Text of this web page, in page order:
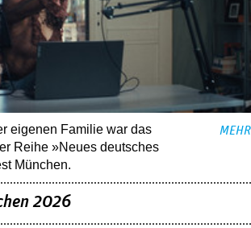
eigenen Familie war das
Reihe »Neues deutsches
München.
MEHR
2026